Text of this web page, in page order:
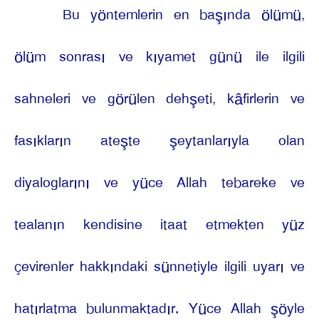
Bu yöntemlerin en başında ölümü,
ölüm sonrası ve kıyamet günü ile ilgili
sahneleri ve görülen dehşeti, kâfirlerin ve
fasıkların ateşte şeytanlarıyla olan
diyaloglarını ve yüce Allah tebareke ve
tealanın kendisine itaat etmekten yüz
çevirenler hakkındaki sünnetiyle ilgili uyarı ve
hatırlatma bulunmaktadır. Yüce Allah şöyle